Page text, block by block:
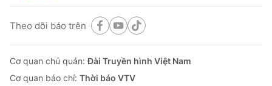
Theo dõi báo trên
Cơ quan chủ quản:Đài Truyền hình Việt Nam
Cơ quan báo chí: Thời báo VTV